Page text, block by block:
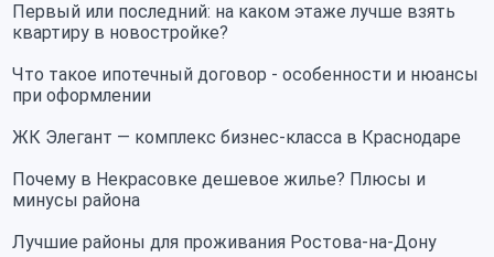
Первый или последний: на каком этаже лучше взять
квартиру в новостройке?
Что такое ипотечный договор - особенности и нюансы
при оформлении
ЖК Элегант — комплекс бизнес-класса в Краснодаре
Почему в Некрасовке дешевое жилье? Плюсы и
минусы района
Лучшие районы для проживания Ростова-на-Дону